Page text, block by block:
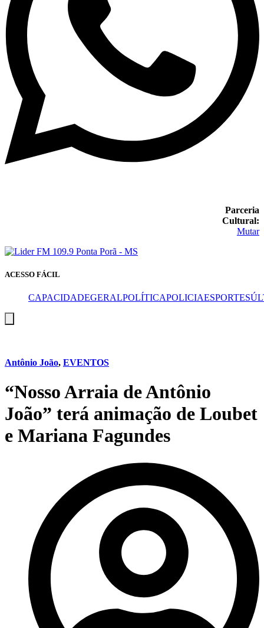
Parceria
Cultural:
Mutar
ACESSO FÁCIL
CAPACIDADEGERALPOLÍTICAPOLICIAESPORTES
de
Antônio João, EVENTOS
“Nosso Arraia de Antônio
João” terá animação de Loubet
e Mariana Fagundes